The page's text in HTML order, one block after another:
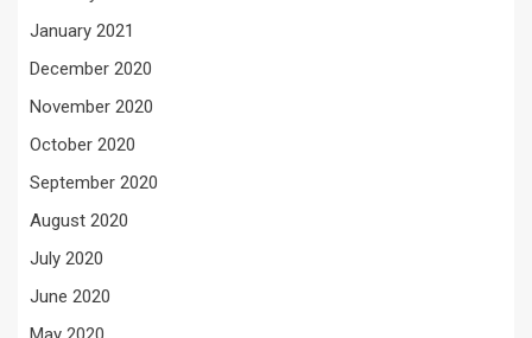
January 2021
December 2020
November 2020
October 2020
September 2020
August 2020
July 2020
June 2020